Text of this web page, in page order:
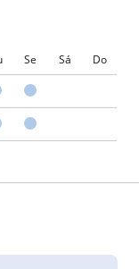
Se Sá Do